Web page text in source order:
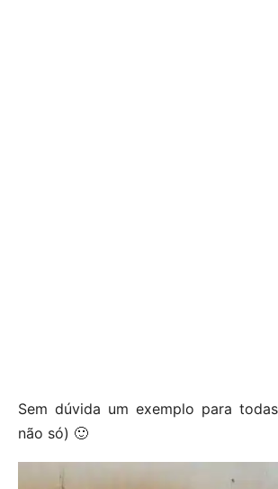
Sem dúvida um exemplo para
não só) 🙂